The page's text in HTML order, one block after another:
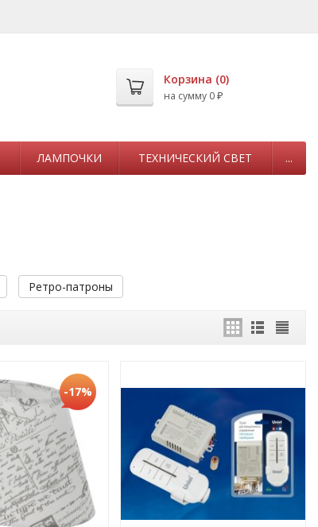
Корзина (0)
на сумму 0 ₽
ЛАМПОЧКИ ТЕХНИЧЕСКИЙ СВЕТ ...
Ретро-патроны
-17%